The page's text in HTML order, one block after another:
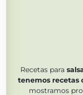
Recetas para
tenemos recetas
mostramos